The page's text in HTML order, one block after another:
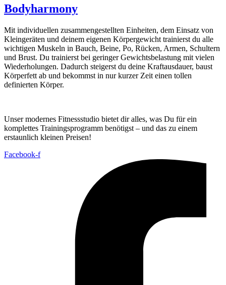
Bodyharmony
Mit individuellen zusammengestellten Einheiten, dem Einsatz von
Kleingeräten und deinem eigenen Körpergewicht trainierst du alle
wichtigen Muskeln in Bauch, Beine, Po, Rücken, Armen, Schultern
und Brust. Du trainierst bei geringer Gewichtsbelastung mit vielen
Wiederholungen. Dadurch steigerst du deine Kraftausdauer, baust
Körperfett ab und bekommst in nur kurzer Zeit einen tollen
definierten Körper.
Unser modernes Fitnessstudio bietet dir alles, was Du für ein
komplettes Trainingsprogramm benötigst – und das zu einem
erstaunlich kleinen Preisen!
Facebook-f